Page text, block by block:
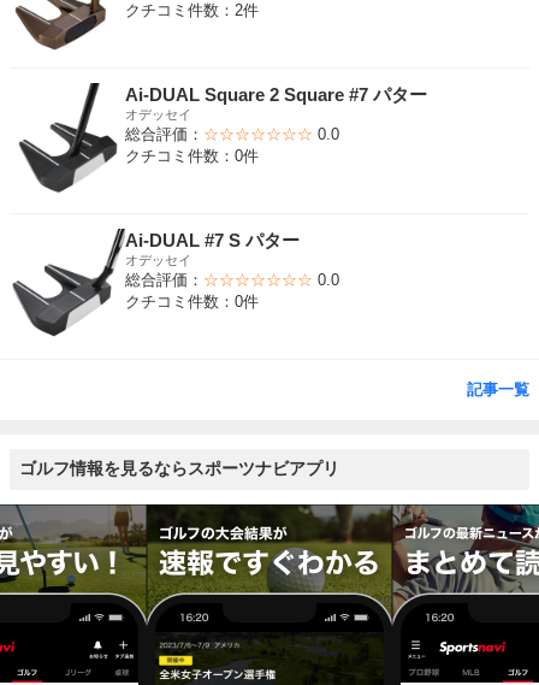
クチコミ件数：2件
Ai-DUAL Square 2 Square #7 パター
オデッセイ
総合評価： ☆☆☆☆☆☆☆ 0.0
クチコミ件数：0件
Ai-DUAL #7 S パター
オデッセイ
総合評価： ☆☆☆☆☆☆☆ 0.0
クチコミ件数：0件
記事一覧
ゴルフ情報を見るならスポーツナビアプリ